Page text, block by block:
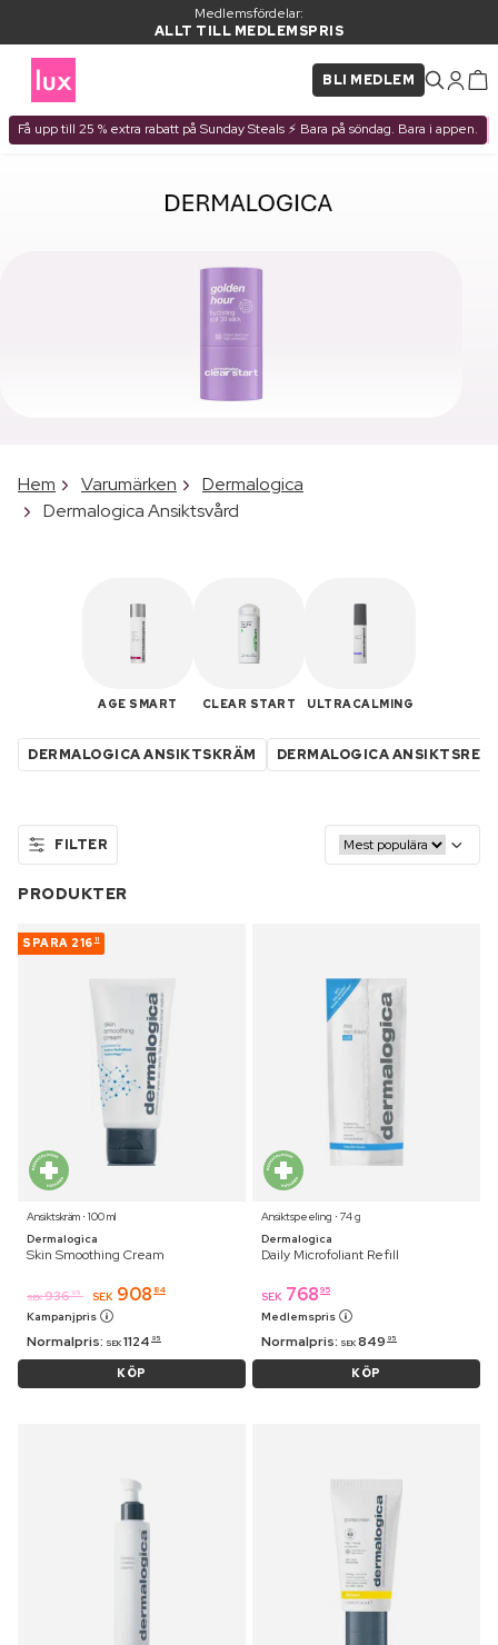
Medlemsfördelar:
ALLT TILL MEDLEMSPRIS
BLI MEDLEM
Få upp till 25 % extra rabatt på Sunday Steals ⚡ Bara på söndag. Bara i appen.
Hem Varumärken
Dermalogica
Dermalogica Ansiktsvård
AGE SMART CLEAR START ULTRACALMING
DERMALOGICA ANSIKTSKRÄM DERMALOGICA
FILTER
PRODUKTER
SPARA 216 11
Ansiktskräm ⋅ 100 ml
Dermalogica
Skin Smoothing Cream
SEK 936 95 SEK 908 84
Kampanjpris
Normalpris: SEK 1124 95
KÖP
Ansiktspeeling ⋅ 74 g
Dermalogica
Daily Microfoliant Refill
SEK 768 95
Medlemspris
Normalpris: SEK 849 95
KÖP